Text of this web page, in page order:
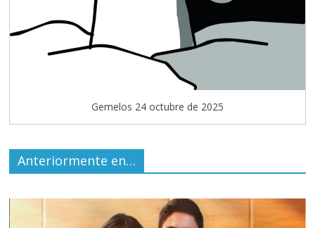
Gemelos 24 octubre de 2025
Anteriormente en…